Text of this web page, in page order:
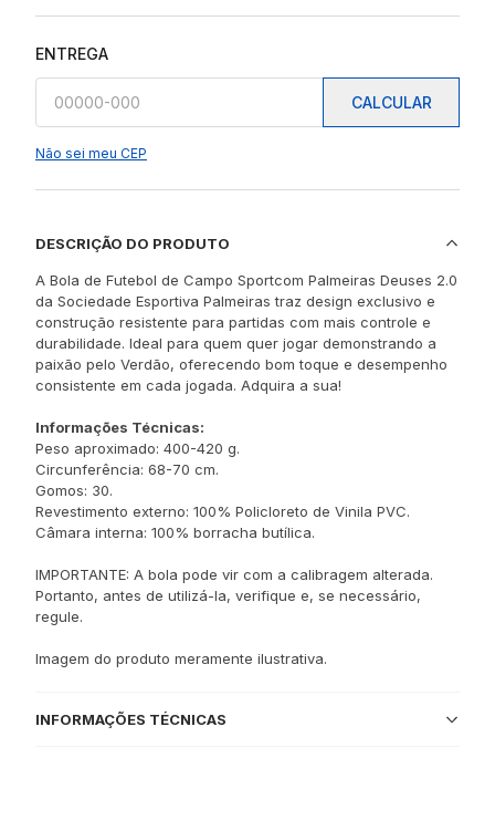
ENTREGA
CALCULAR
Não sei meu CEP
DESCRIÇÃO DO PRODUTO
A Bola de Futebol de Campo Sportcom Palmeiras Deuses 2.0
da Sociedade Esportiva Palmeiras traz design exclusivo e
construção resistente para partidas com mais controle e
durabilidade. Ideal para quem quer jogar demonstrando a
paixão pelo Verdão, oferecendo bom toque e desempenho
consistente em cada jogada. Adquira a sua!
Informações Técnicas:
Peso aproximado: 400-420 g.
Circunferência: 68-70 cm.
Gomos: 30.
Revestimento externo: 100% Policloreto de Vinila PVC.
Câmara interna: 100% borracha butílica.
IMPORTANTE: A bola pode vir com a calibragem alterada.
Portanto, antes de utilizá-la, verifique e, se necessário,
regule.
Imagem do produto meramente ilustrativa.
INFORMAÇÕES TÉCNICAS